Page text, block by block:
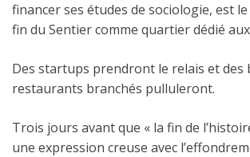
financer ses études de sociologie, est
fin du Sentier comme quartier dédié
Des startups prendront le relais et des
restaurants branchés pulluleront.
Trois jours avant que « la fin de
une expression creuse avec